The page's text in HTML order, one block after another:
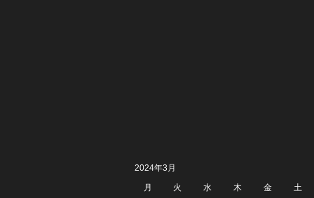
2024年3月
月
火 水 木 金 土